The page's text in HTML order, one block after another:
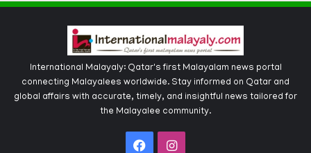
International Malayaly: Qatar's first Malayalam news portal
connecting Malayalees worldwide. Stay informed on Qatar and
global affairs with accurate, timely, and insightful news tailored for
the Malayalee community.
FacebookInstagram